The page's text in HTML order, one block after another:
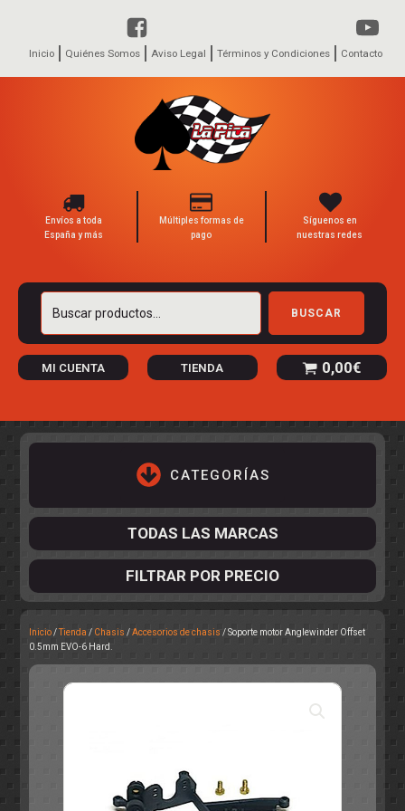
Inicio Quiénes Somos Aviso Legal Términos y Condiciones Contacto
Envíos a toda
España y más
Múltiples formas de
pago
Síguenos en
nuestras redes
Buscar
BUSCAR
MI CUENTA TIENDA 0,00€
CATEGORÍAS
OTROS
RALLY
TODAS LAS MARCAS
FILTRAR POR PRECIO
Inicio/Tienda / Chasis /Accesorios de chasis / Soporte motor Anglewinder Offset
0.5mm EVO-6 Hard.